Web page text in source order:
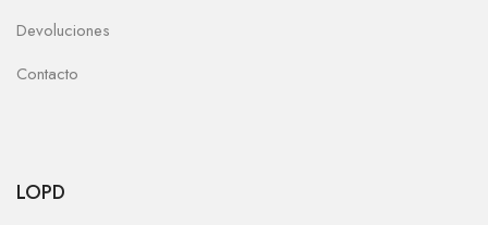
Devoluciones
Contacto
LOPD